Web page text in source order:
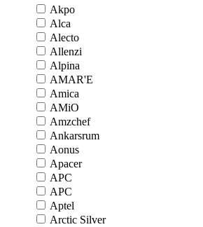
Akpo
Alca
Alecto
Allenzi
Alpina
AMAR'E
Amica
AMiO
Amzchef
Ankarsrum
Aonus
Apacer
APC
APC
Aptel
Arctic Silver